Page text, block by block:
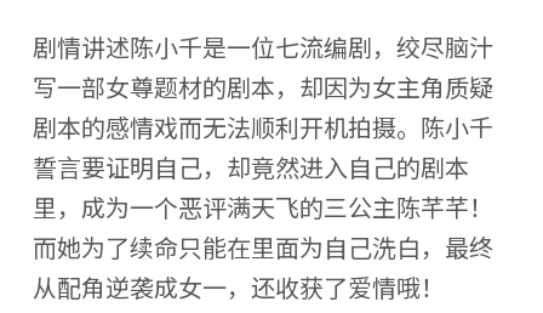
剧情讲述陈小千是一位七流编剧，绞尽脑汁
写一部女尊题材的剧本，却因为女主角质疑
剧本的感情戏而无法顺利开机拍摄。陈小千
誓言要证明自己，却竟然进入自己的剧本
里，成为一个恶评满天飞的三公主陈芊芊！
而她为了续命只能在里面为自己洗白，最终
从配角逆袭成女一，还收获了爱情哦！